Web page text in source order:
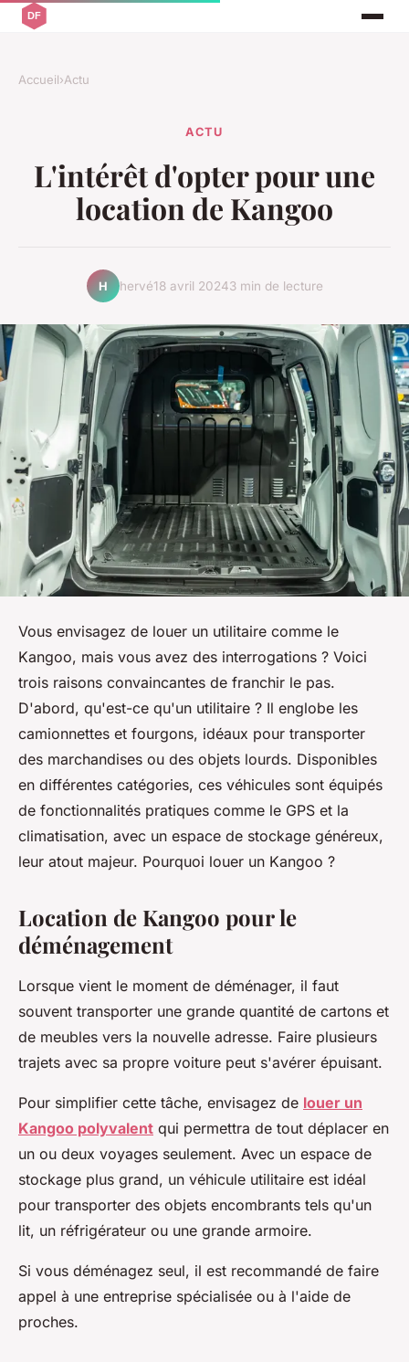
Accueil›Actu
ACTU
L'intérêt d'opter pour une
location de Kangoo
H hervé18 avril 20243 min de lecture
Vous envisagez de louer un utilitaire comme le
Kangoo, mais vous avez des interrogations ? Voici
trois raisons convaincantes de franchir le pas.
D'abord, qu'est-ce qu'un utilitaire ? Il englobe les
camionnettes et fourgons, idéaux pour transporter
des marchandises ou des objets lourds. Disponibles
en différentes catégories, ces véhicules sont équipés
de fonctionnalités pratiques comme le GPS et la
climatisation, avec un espace de stockage généreux,
leur atout majeur. Pourquoi louer un Kangoo ?
Location de Kangoo pour le
déménagement
Lorsque vient le moment de déménager, il faut
souvent transporter une grande quantité de cartons et
de meubles vers la nouvelle adresse. Faire plusieurs
trajets avec sa propre voiture peut s'avérer épuisant.
Pour simplifier cette tâche, envisagez de louer un
Kangoo polyvalent qui permettra de tout déplacer en
un ou deux voyages seulement. Avec un espace de
stockage plus grand, un véhicule utilitaire est idéal
pour transporter des objets encombrants tels qu'un
lit, un réfrigérateur ou une grande armoire.
Si vous déménagez seul, il est recommandé de faire
appel à une entreprise spécialisée ou à l'aide de
proches.